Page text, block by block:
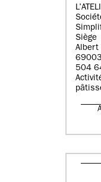
Albert
504